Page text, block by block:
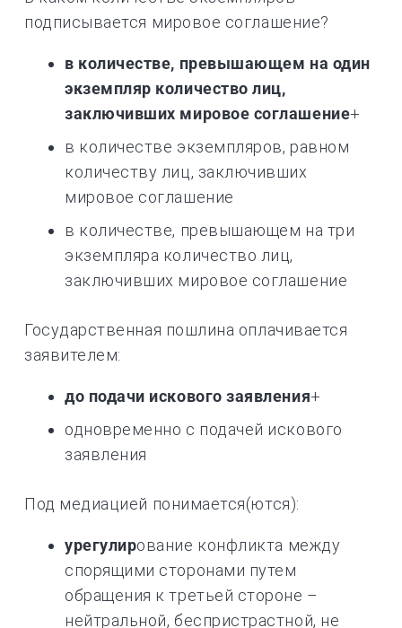
подписывается мировое соглашение?
в количестве, превышающем на один
экземпляр количество лиц,
заключивших мировое соглашение+
в количестве экземпляров, равном
количеству лиц, заключивших
мировое соглашение
в количестве, превышающем на три
экземпляра количество лиц,
заключивших мировое соглашение
Государственная пошлина оплачивается
заявителем:
до подачи искового заявления+
одновременно с подачей искового
заявления
Под медиацией понимается(ются):
урегулирование конфликта между
спорящими сторонами путем
обращения к третьей стороне –
нейтральной, беспристрастной, не